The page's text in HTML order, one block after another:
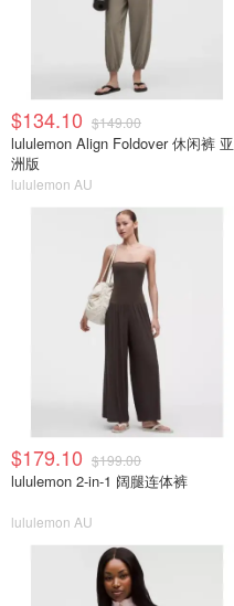
$134.10 $149.00
lululemon Align Foldover 休闲裤 亚
洲版
lululemon AU
$179.10 $199.00
lululemon 2-in-1 阔腿连体裤
lululemon AU